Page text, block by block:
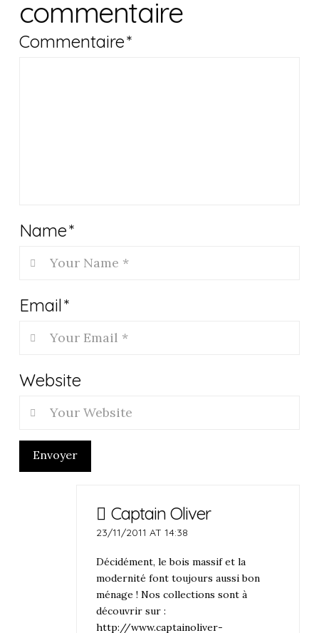
commentaire
Commentaire*
Name*
Email*
Website
Envoyer
Captain Oliver
23/11/2011 AT 14:38
Décidément, le bois massif et la
modernité font toujours aussi bon
ménage ! Nos collections sont à
découvrir sur :
http://www.captainoliver-